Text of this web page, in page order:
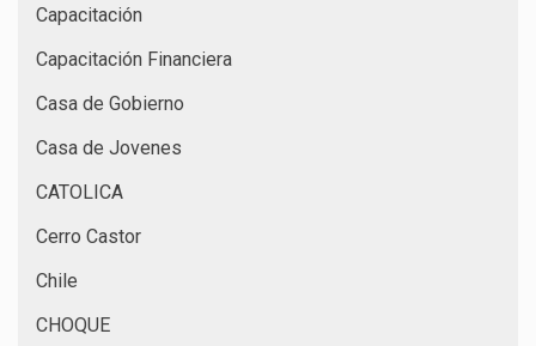
Capacitación
Capacitación Financiera
Casa de Gobierno
Casa de Jovenes
CATOLICA
Cerro Castor
Chile
CHOQUE